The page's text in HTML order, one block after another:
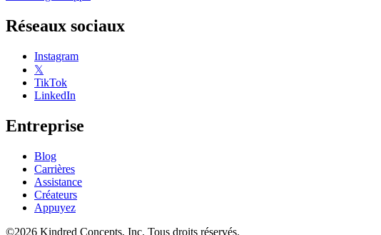
Réseaux sociaux
Instagram
𝕏
TikTok
LinkedIn
Entreprise
Blog
Carrières
Assistance
Créateurs
Appuyez
©2026 Kindred Concepts, Inc. Tous droits réservés.